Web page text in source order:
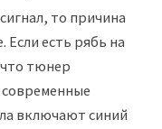
то причина
Если есть рябь на
тюнер
современные
включают синий